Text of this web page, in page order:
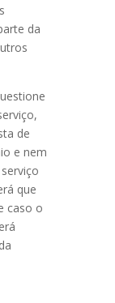
da
de
e nem
que
caso o